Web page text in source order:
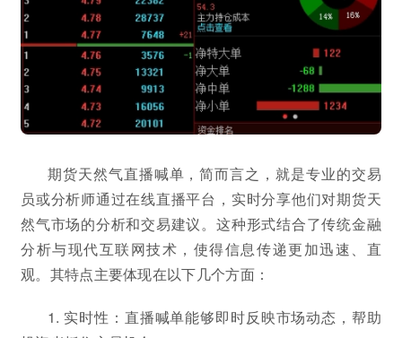
期货天然气直播喊单，简而言之，就是专业的交易
员或分析师通过在线直播平台，实时分享他们对期货天
然气市场的分析和交易建议。这种形式结合了传统金融
分析与现代互联网技术，使得信息传递更加迅速、直
观。其特点主要体现在以下几个方面：
1. 实时性：直播喊单能够即时反映市场动态，帮助